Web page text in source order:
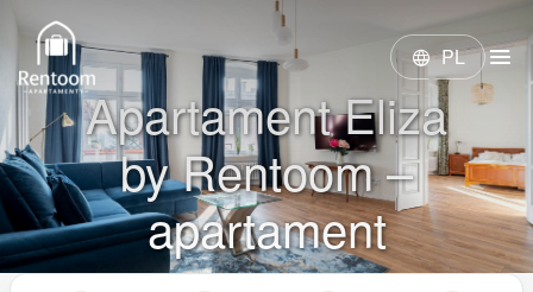
language PL menu
Apartament Eliza
by Rentoom –
apartament